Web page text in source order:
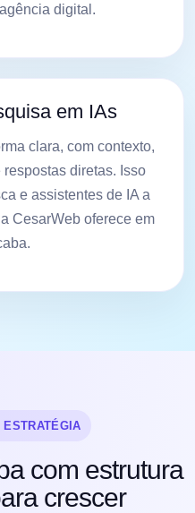
digital.
em IAs
clara, com contexto,
diretas. Isso
e assistentes de IA a
CesarWeb oferece em
com estrutura
crescer